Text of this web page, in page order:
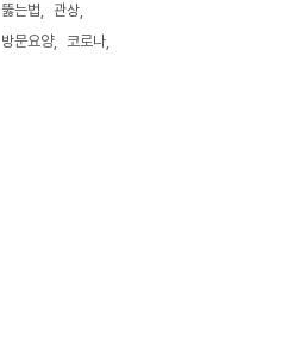
뚫는법
관상
방문요양
코로나